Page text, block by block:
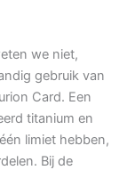
we niet,
gebruik van
Card. Een
titanium en
limiet hebben,
Bij de